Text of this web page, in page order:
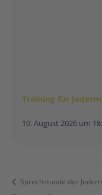
Training für
10. August 2026 um
Sprechstunde der